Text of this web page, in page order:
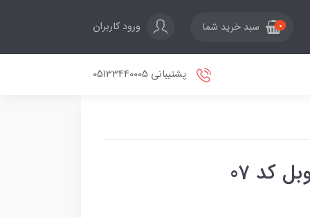
0 سبد خرید شما ورود کاربران
پشتیبانی 05133440005
کد 07